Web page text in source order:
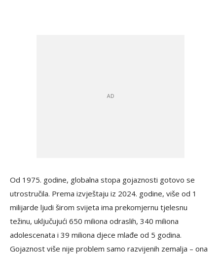
Od 1975. godine, globalna stopa gojaznosti gotovo se
utrostručila. Prema izvještaju iz 2024. godine, više od 1
milijarde ljudi širom svijeta ima prekomjernu tjelesnu
težinu, uključujući 650 miliona odraslih, 340 miliona
adolescenata i 39 miliona djece mlađe od 5 godina.
Gojaznost više nije problem samo razvijenih zemalja – ona